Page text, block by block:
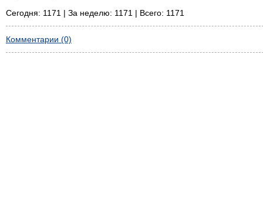
Сегодня: 1171 | За неделю: 1171 | Всего: 1171
Комментарии (0)